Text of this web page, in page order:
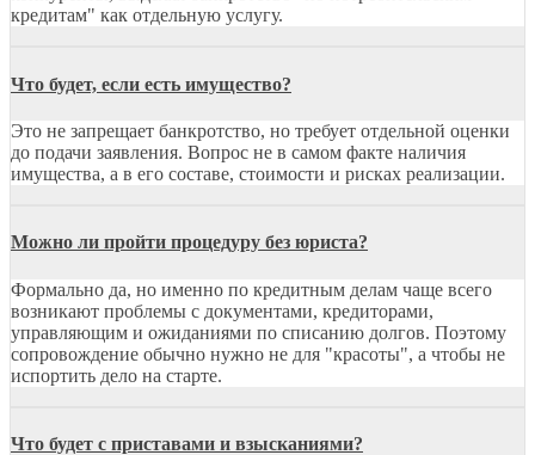
кредитам" как отдельную услугу.
Что будет, если есть имущество?
Это не запрещает банкротство, но требует отдельной оценки
до подачи заявления. Вопрос не в самом факте наличия
имущества, а в его составе, стоимости и рисках реализации.
Можно ли пройти процедуру без юриста?
Формально да, но именно по кредитным делам чаще всего
возникают проблемы с документами, кредиторами,
управляющим и ожиданиями по списанию долгов. Поэтому
сопровождение обычно нужно не для "красоты", а чтобы не
испортить дело на старте.
Что будет с приставами и взысканиями?